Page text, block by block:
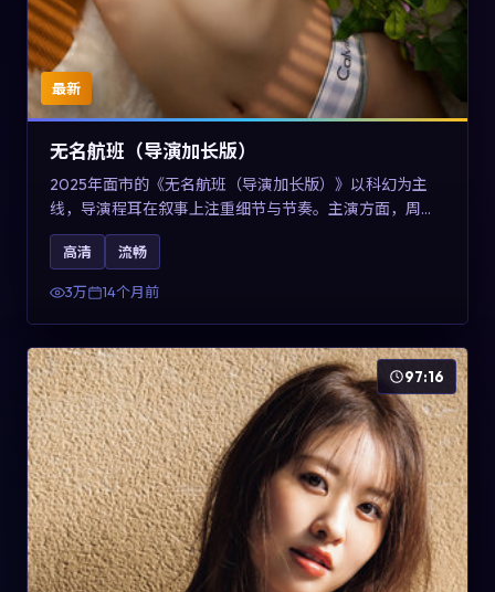
最新
无名航班（导演加长版）
2025年面市的《无名航班（导演加长版）》以科幻为主
线，导演程耳在叙事上注重细节与节奏。主演方面，周冬
雨、凯特·布兰切特与巩俐的表演为角色增添层次。故事以
女性视角重写传统类型片的叙事惯性，可作为美国影视爱
好者的高清观影选择。
高清 流畅
3万 14个月前
97:16